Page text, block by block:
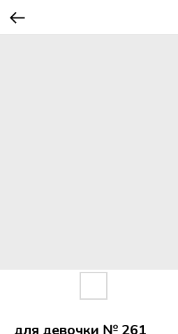
для девочки № 261